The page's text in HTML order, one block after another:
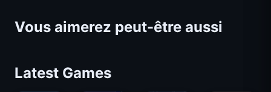
Vous aimerez peut-être aussi
Latest Games